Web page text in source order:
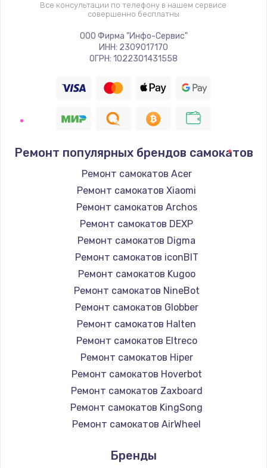
Все консультации по телефону в нашем сервисе
совершенно бесплатны
ООО Фирма "Инфо-Сервис"
ИНН: 2309017170
ОГРН: 1022301431558
Ремонт популярных брендов самокатов
Ремонт самокатов Acer
Ремонт самокатов Xiaomi
Ремонт самокатов Archos
Ремонт самокатов DEXP
Ремонт самокатов Digma
Ремонт самокатов iconBIT
Ремонт самокатов Kugoo
Ремонт самокатов NineBot
Ремонт самокатов Globber
Ремонт самокатов Halten
Ремонт самокатов Eltreco
Ремонт самокатов Hiper
Ремонт самокатов Hoverbot
Ремонт самокатов Zaxboard
Ремонт самокатов KingSong
Ремонт самокатов AirWheel
Ремонт самокатов Hunter
Бренды